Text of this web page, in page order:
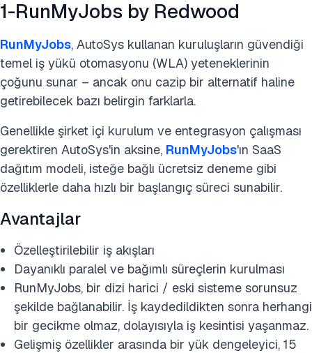
1-RunMyJobs by Redwood
RunMyJobs, AutoSys kullanan kuruluşların güvendiği
temel iş yükü otomasyonu (WLA) yeteneklerinin
çoğunu sunar – ancak onu cazip bir alternatif haline
getirebilecek bazı belirgin farklarla.
Genellikle şirket içi kurulum ve entegrasyon çalışması
gerektiren AutoSys'in aksine, RunMyJobs'ın SaaS
dağıtım modeli, isteğe bağlı ücretsiz deneme gibi
özelliklerle daha hızlı bir başlangıç süreci sunabilir.
Avantajlar
Özelleştirilebilir iş akışları
Dayanıklı paralel ve bağımlı süreçlerin kurulması
RunMyJobs, bir dizi harici / eski sisteme sorunsuz
şekilde bağlanabilir. İş kaydedildikten sonra herhangi
bir gecikme olmaz, dolayısıyla iş kesintisi yaşanmaz.
Gelişmiş özellikler arasında bir yük dengeleyici, 15